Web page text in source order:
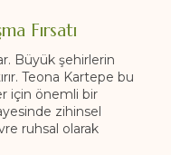
Fırsatı
Büyük şehirlerin
Teona Kartepe bu
için önemli bir
zihinsel
ruhsal olarak